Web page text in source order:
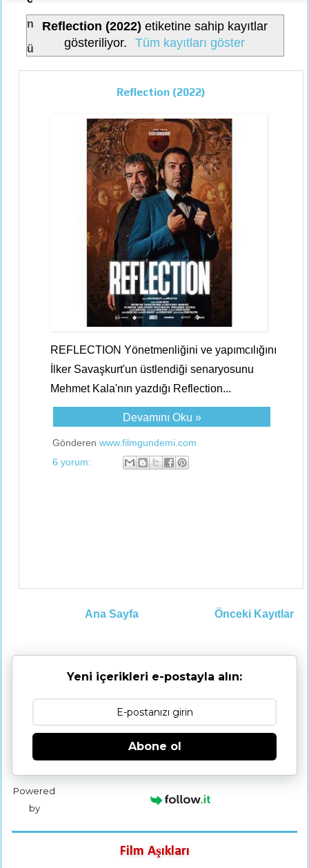
n
ü
Reflection (2022) etiketine sahip kayıtlar
gösteriliyor.
Tüm kayıtları göster
Reflection (2022)
REFLECTION Yönetmenliğini ve yapımcılığını
İlker Savaşkurt'un üstlendiği senaryosunu
Mehmet Kala'nın yazdığı Reflection...
Devamını Oku »
Gönderen www.filmgundemi.com
6 yorum:
Önceki Kayıtlar
Ana Sayfa
Yeni içerikleri e-postayla alın:
Abone ol
Powered
by
Film Aşıkları